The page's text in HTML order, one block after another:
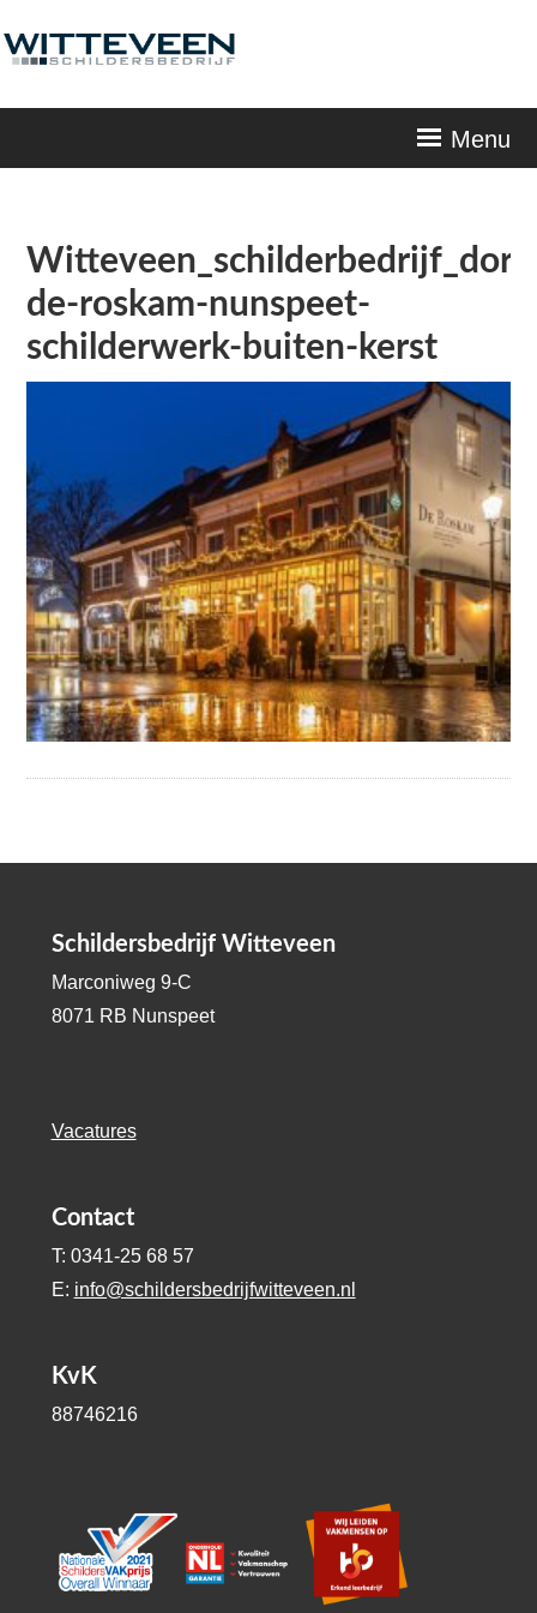
Menu
de-roskam-nunspeet-
schilderwerk-buiten-kerst
Schildersbedrijf Witteveen
Marconiweg 9-C
8071 RB Nunspeet
Vacatures
Contact
T: 0341-25 68 57
E: info@schildersbedrijfwitteveen.nl
KvK
88746216